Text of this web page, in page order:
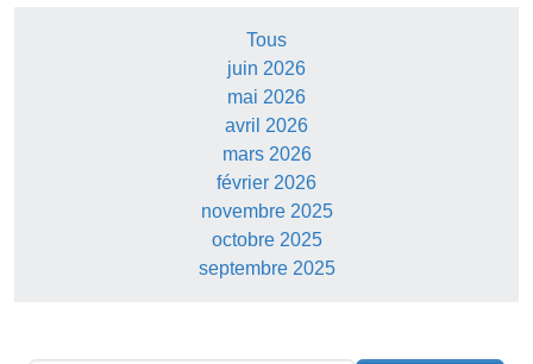
Tous
juin 2026
mai 2026
avril 2026
mars 2026
février 2026
novembre 2025
octobre 2025
septembre 2025